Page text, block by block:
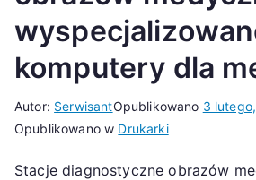
komputery dla
Autor: SerwisantOpublikowano 3
Opublikowano w Drukarki
Stacje diagnostyczne obrazów